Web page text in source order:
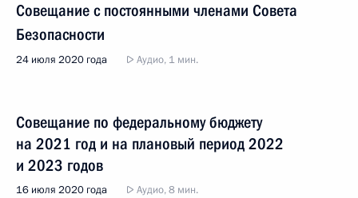
Совещание с постоянными членами Совета
Безопасности
24 июля 2020 года Аудио, 1 мин.
Совещание по федеральному бюджету
на 2021 год и на плановый период 2022
и 2023 годов
16 июля 2020 года Аудио, 8 мин.